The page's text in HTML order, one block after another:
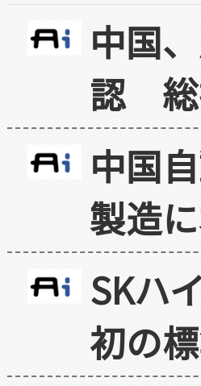
中国
認 総
中国
製造
SKハ
初の